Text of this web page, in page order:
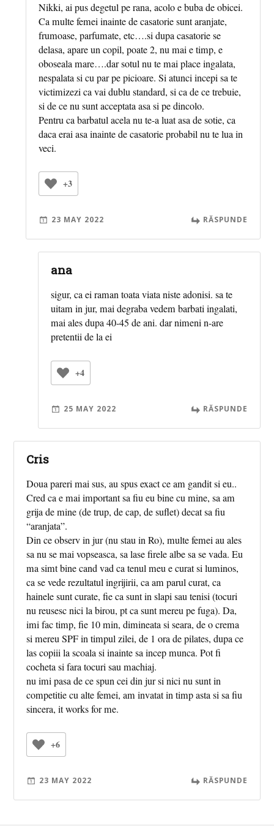
Nikki, ai pus degetul pe rana, acolo e buba de obicei.
Ca multe femei inainte de casatorie sunt aranjate,
frumoase, parfumate, etc….si dupa casatorie se
delasa, apare un copil, poate 2, nu mai e timp, e
oboseala mare….dar sotul nu te mai place ingalata,
nespalata si cu par pe picioare. Si atunci incepi sa te
victimizezi ca vai dublu standard, si ca de ce trebuie,
si de ce nu sunt acceptata asa si pe dincolo.
Pentru ca barbatul acela nu te-a luat asa de sotie, ca
daca erai asa inainte de casatorie probabil nu te lua in
veci.
+3
23 MAY 2022 RĂSPUNDE
ana
sigur, ca ei raman toata viata niste adonisi. sa te
uitam in jur, mai degraba vedem barbati ingalati,
mai ales dupa 40-45 de ani. dar nimeni n-are
pretentii de la ei
+4
25 MAY 2022 RĂSPUNDE
Cris
Doua pareri mai sus, au spus exact ce am gandit si eu..
Cred ca e mai important sa fiu eu bine cu mine, sa am
grija de mine (de trup, de cap, de suflet) decat sa fiu
“aranjata”.
Din ce observ in jur (nu stau in Ro), multe femei au ales
sa nu se mai vopseasca, sa lase firele albe sa se vada. Eu
ma simt bine cand vad ca tenul meu e curat si luminos,
ca se vede rezultatul ingrijirii, ca am parul curat, ca
hainele sunt curate, fie ca sunt in slapi sau tenisi (tocuri
nu reusesc nici la birou, pt ca sunt mereu pe fuga). Da,
imi fac timp, fie 10 min, dimineata si seara, de o crema
si mereu SPF in timpul zilei, de 1 ora de pilates, dupa ce
las copiii la scoala si inainte sa incep munca. Pot fi
cocheta si fara tocuri sau machiaj.
nu imi pasa de ce spun cei din jur si nici nu sunt in
competitie cu alte femei, am invatat in timp asta si sa fiu
sincera, it works for me.
+6
23 MAY 2022 RĂSPUNDE